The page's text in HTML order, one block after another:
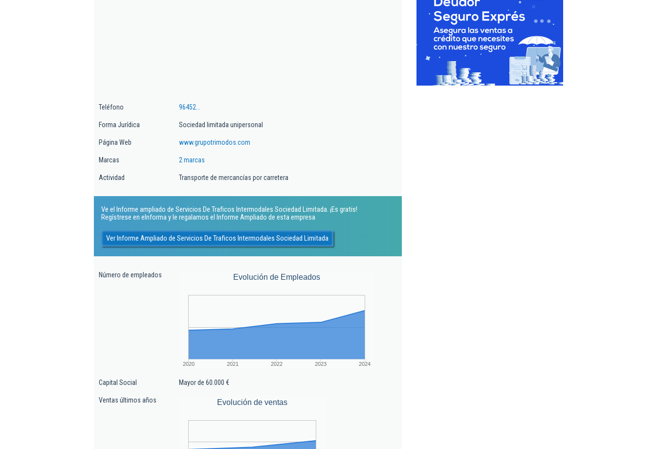
Teléfono 96452...
Forma Jurídica Sociedad limitada unipersonal
Página Web www.grupotrimodos.com
Marcas 2 marcas
Actividad Transporte de mercancías por carretera
Ve el Informe ampliado de Servicios De Traficos Intermodales Sociedad Limitada. ¡Es gratis!
Regístrese en eInforma y le regalamos el Informe Ampliado de esta empresa
Ver Informe Ampliado de Servicios De Traficos Intermodales Sociedad Limitada
Número de empleados Evolución de Empleados
2020 2021 2022 2023 2024
Capital Social Mayor de 60.000 €
Ventas últimos años Evolución de ventas